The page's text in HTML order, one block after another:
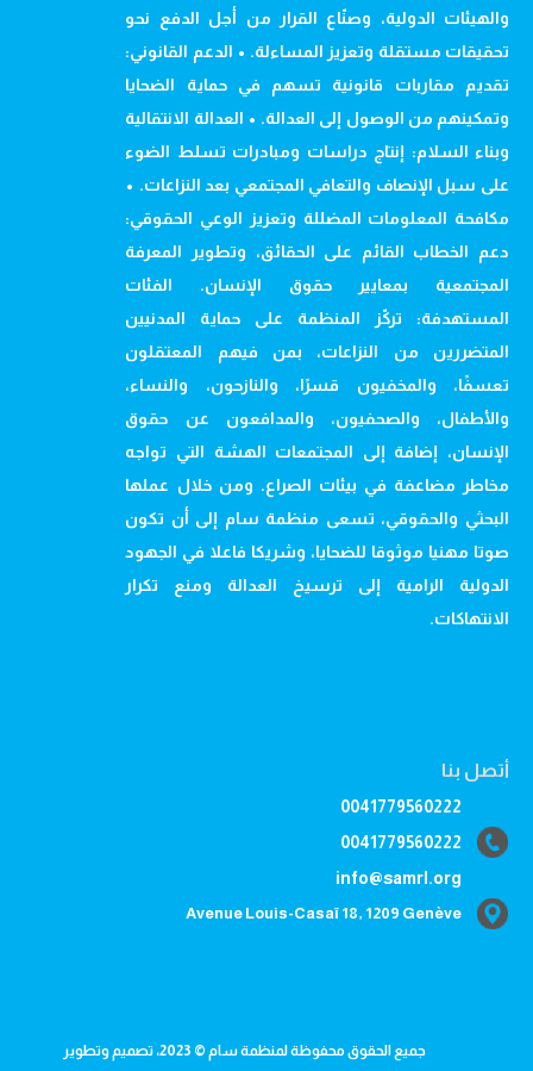
والهيئات الدولية، وصنّاع القرار من أجل الدفع نحو
تحقيقات مستقلة وتعزيز المساءلة. • الدعم القانوني:
تقديم مقاربات قانونية تسهم في حماية الضحايا
وتمكينهم من الوصول إلى العدالة. • العدالة الانتقالية
وبناء السلام: إنتاج دراسات ومبادرات تسلط الضوء
على سبل الإنصاف والتعافي المجتمعي بعد النزاعات. •
مكافحة المعلومات المضللة وتعزيز الوعي الحقوقي:
دعم الخطاب القائم على الحقائق، وتطوير المعرفة
المجتمعية بمعايير حقوق الإنسان. الفئات
المستهدفة: تركّز المنظمة على حماية المدنيين
المتضررين من النزاعات، بمن فيهم المعتقلون
تعسفًا، والمخفيون قسرًا، والنازحون، والنساء،
والأطفال، والصحفيون، والمدافعون عن حقوق
الإنسان، إضافة إلى المجتمعات الهشة التي تواجه
مخاطر مضاعفة في بيئات الصراع. ومن خلال عملها
البحثي والحقوقي، تسعى منظمة سام إلى أن تكون
صوتا مهنيا موثوقا للضحايا، وشريكا فاعلا في الجهود
الدولية الرامية إلى ترسيخ العدالة ومنع تكرار
الانتهاكات.
أتصل بنا
0041779560222
0041779560222
info@samrl.org
Avenue Louis-Casaï 18, 1209 Genève
جميع الحقوق محفوظة لمنظمة سام © 2023، تصميم وتطوير